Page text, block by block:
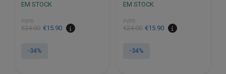
EM STOCK
PVPR
€24.00
O
original
€15.90
O
atual
-34%
EM STOCK
PVPR
€24.00
O
original
€15.90
O
atual
-34%